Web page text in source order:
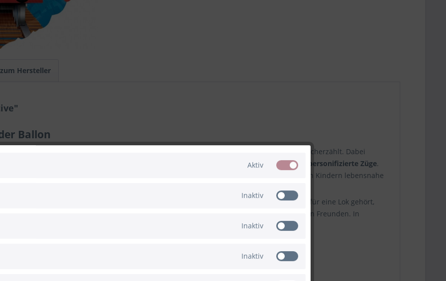
Hersteller
Ballon
wurden Reverend Wilbert Vere Awdrys Kurzgeschichten von 1945 kindgerecht nacherzählt. Dabei
Freunde im Zentrum der Geschichten. Genau wie Thomas selbst sind auch seine Freunde personifizierte Züge.
verschiedene Aufgaben lösen. Währenddessen vermittelt die Animationsserie kleinen Kindern lebensnahe
wie man ihn kennt: freundlich lächelnd mit freudestrahlenden Augen. Wie es sich für eine Lok gehört,
strahlend blauer Himmel zu erkennen. Umringt wird das Hauptmotiv Thomas von seinen Freunden. In
und bilden auf diese Weise einen Kreis um ihn.
Aktiv
Inaktiv
Inaktiv
Inaktiv